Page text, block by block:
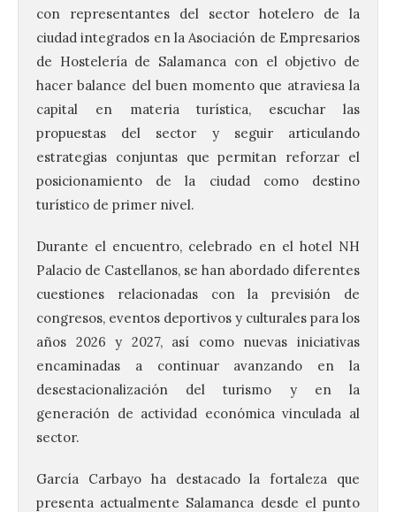
con representantes del sector hotelero de la
ciudad integrados en la Asociación de Empresarios
de Hostelería de Salamanca con el objetivo de
hacer balance del buen momento que atraviesa la
capital en materia turística, escuchar las
propuestas del sector y seguir articulando
estrategias conjuntas que permitan reforzar el
posicionamiento de la ciudad como destino
turístico de primer nivel.
Durante el encuentro, celebrado en el hotel NH
Palacio de Castellanos, se han abordado diferentes
cuestiones relacionadas con la previsión de
congresos, eventos deportivos y culturales para los
años 2026 y 2027, así como nuevas iniciativas
encaminadas a continuar avanzando en la
desestacionalización del turismo y en la
generación de actividad económica vinculada al
sector.
García Carbayo ha destacado la fortaleza que
presenta actualmente Salamanca desde el punto